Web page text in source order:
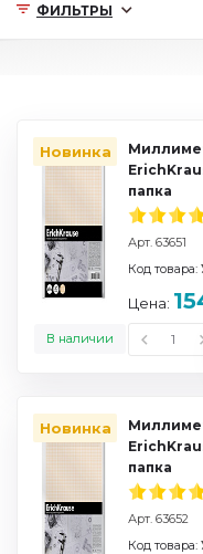
ФИЛЬТРЫ
Новинка
папка
Арт. 63651
В наличии
Код товара:
Цена:
Новинка
папка
Арт. 63652
Код товара: